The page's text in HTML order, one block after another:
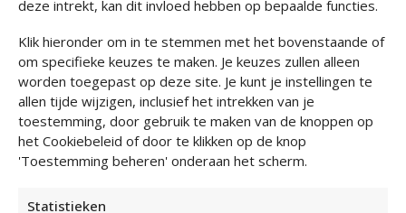
deze intrekt, kan dit invloed hebben op bepaalde functies.
Klik hieronder om in te stemmen met het bovenstaande of
om specifieke keuzes te maken. Je keuzes zullen alleen
worden toegepast op deze site. Je kunt je instellingen te
allen tijde wijzigen, inclusief het intrekken van je
toestemming, door gebruik te maken van de knoppen op
het Cookiebeleid of door te klikken op de knop
'Toestemming beheren' onderaan het scherm.
Statistieken
Maak de look compleet
Lange Mouwen Body